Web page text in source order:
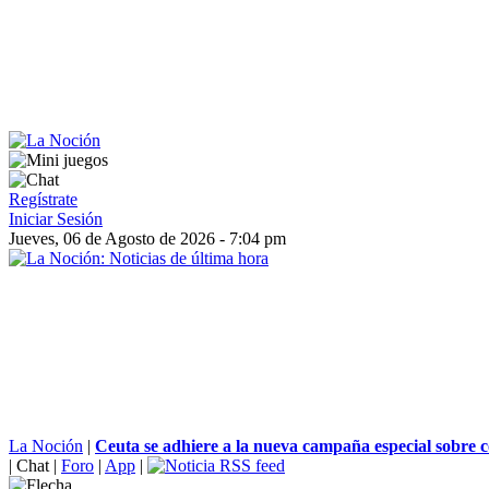
Regístrate
Iniciar Sesión
Jueves, 06 de Agosto de 2026 - 7:04 pm
La Noción | Ceuta se adhiere a la nueva campaña especial sobre
| Chat | Foro | App |